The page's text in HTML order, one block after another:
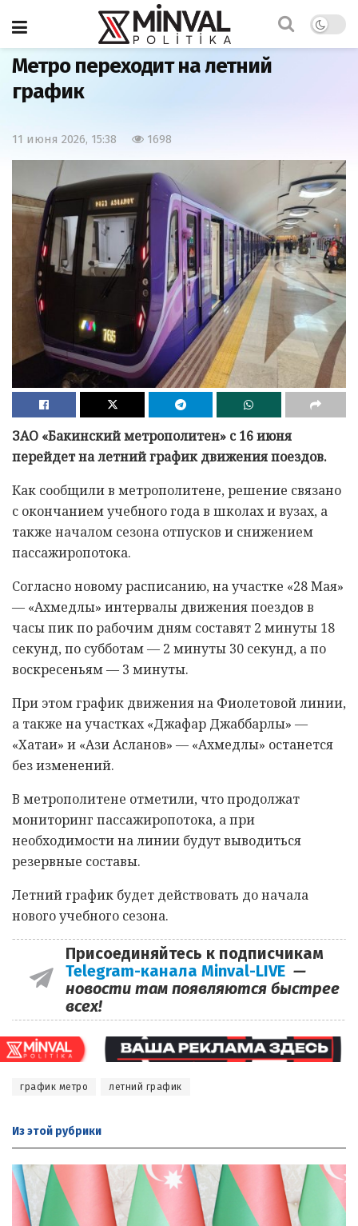
Главная Общество
Метро переходит на летний
график
11 июня 2026, 15:38 1698
ЗАО «Бакинский метрополитен» с 16 июня
перейдет на летний график движения поездов.
Как сообщили в метрополитене, решение связано
с окончанием учебного года в школах и вузах, а
также началом сезона отпусков и снижением
пассажиропотока.
Согласно новому расписанию, на участке «28 Мая»
— «Ахмедлы» интервалы движения поездов в
часы пик по рабочим дням составят 2 минуты 18
секунд, по субботам — 2 минуты 30 секунд, а по
воскресеньям — 3 минуты.
При этом график движения на Фиолетовой линии,
а также на участках «Джафар Джаббарлы» —
«Хатаи» и «Ази Асланов» — «Ахмедлы» останется
без изменений.
В метрополитене отметили, что продолжат
мониторинг пассажиропотока, а при
необходимости на линии будут выводиться
резервные составы.
Летний график будет действовать до начала
нового учебного сезона.
Присоединяйтесь к подписчикам
Telegram-канала Minval-LIVE —
новости там появляются быстрее
всех!
график метро летний график
Из этой рубрики